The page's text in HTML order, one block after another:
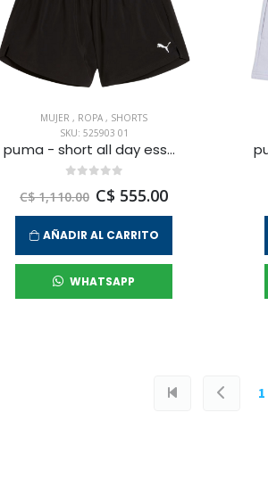
MUJER , ROPA , SHORTS
SKU: 525903 01
puma - short all day essentials para mujer
C$ 1,110.00 C$ 555.00
AÑADIR AL CARRITO
WHATSAPP
1